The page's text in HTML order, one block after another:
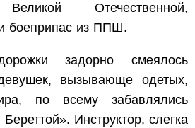
Великой Отечественной,
боеприпас из ППШ.
задорно смеялось
вызывающе одетых,
по всему забавлялись
Инструктор, слегка